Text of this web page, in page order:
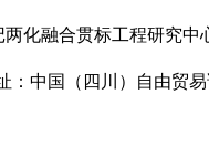
两化融合贯标工程研究中
：中国（四川）自由贸